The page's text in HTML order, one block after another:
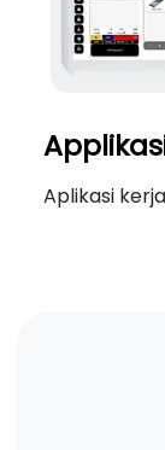
Aplikasi